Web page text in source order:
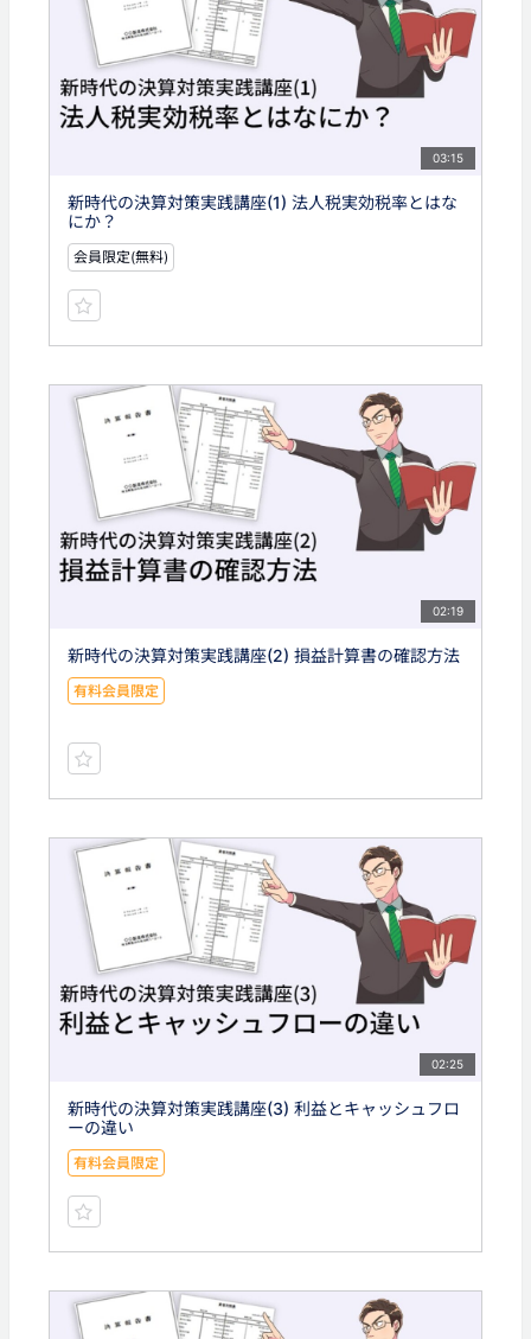
03:15
新時代の決算対策実践講座(1) 法人税実効税率とはな
にか？
会員限定(無料)
02:19
新時代の決算対策実践講座(2) 損益計算書の確認方法
有料会員限定
02:25
新時代の決算対策実践講座(3) 利益とキャッシュフロ
ーの違い
有料会員限定